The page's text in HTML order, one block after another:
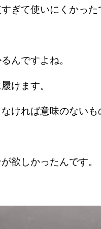
ぎて使いにくかった
んですよね。
けます。
ければ意味のないも
欲しかったんです。